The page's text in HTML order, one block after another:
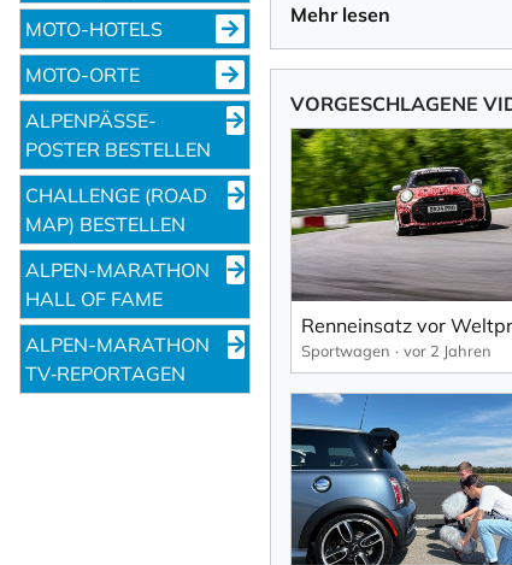
MOTO-HOTELS
MOTO-ORTE
ALPENPÄSSE-
POSTER BESTELLEN
CHALLENGE (ROAD
MAP) BESTELLEN
ALPEN-MARATHON
HALL OF FAME
ALPEN-MARATHON
TV‑REPORTAGEN
Mehr lesen
VORGESCHLAGENE
Sportwagen vor 2 Jahren